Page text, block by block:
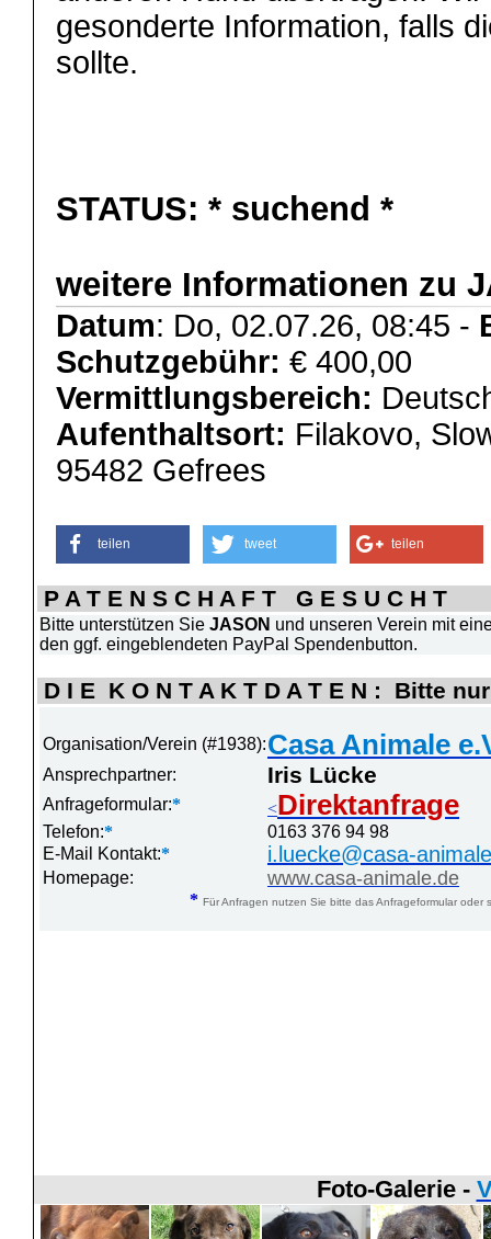
gesonderte Information, falls
sollte.
STATUS: * suchend *
weitere Informationen zu
Datum: Do, 02.07.26, 08:45 -
Schutzgebühr: € 400,00
Vermittlungsbereich:
Aufenthaltsort: Filakovo,
95482 Gefrees
teilen tweet teilen
P A T E N S C H A F T G E S U C H T
Bitte unterstützen Sie JASON und unseren Verein mit
den ggf. eingeblendeten PayPal Spendenbutton.
D I E K O N T A K T D A T E N : Bitte
Organisation/Verein (#1938):Casa Animale
Ansprechpartner: Iris Lücke
Anfrageformular:* <Direktanfrage
Telefon:*
0163 376 94 98
E-Mail Kontakt:* i.luecke@casa-
Homepage: www.casa-animale.de
* Für Anfragen nutzen Sie bitte das Anfrageformular
Foto-Galerie -